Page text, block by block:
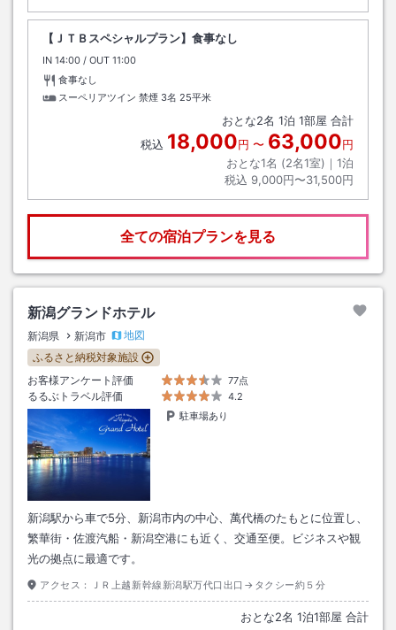
【ＪＴＢスペシャルプラン】食事なし
IN チェックイン
14:00 / OUT チェックアウト
11:00
食事なし
スーペリアツイン 禁煙 3名 25平米
おとな2名 1泊 1部屋 合計
税込 18,000円 〜 63,000円
おとな1名 (2名1室)｜ 1泊
税込 9,000円〜31,500円
全ての宿泊プランを見る
新潟グランドホテル
新潟県 新潟市
地図
ふるさと納税対象施設
お客様アンケート評価
77点
るるぶトラベル評価
4.2
駐車場あり
新潟駅から車で5分、新潟市内の中心、萬代橋のたもとに位置し、
繁華街・佐渡汽船・新潟空港にも近く、交通至便。ビジネスや観
光の拠点に最適です。
アクセス： ＪＲ上越新幹線新潟駅万代口出口→タクシー約５分
おとな2名 1泊1部屋 合計